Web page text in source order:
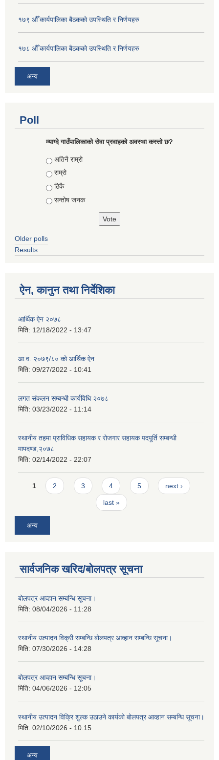
१७९ औँ कार्यपालिका बैठकको उपस्थिति र निर्णयहरु
१७८ औँ कार्यपालिका बैठकको उपस्थिति र निर्णयहरु
अन्य
Poll
म्याग्दे गाउँपालिकाको सेवा प्रवाहको अवस्था कस्तो छ?
Choices
अतिनै राम्रो
राम्रो
ठिकै
सन्तोष जनक
Older polls
Results
ऐन, कानुन तथा निर्देशिका
आर्थिक ऐन २०७८
मिति: 12/18/2022 - 13:47
आ.व. २०७९/८० को आर्थिक ऐन
मिति: 09/27/2022 - 10:41
लगत संकलन सम्बन्धी कार्यविधि २०७८
मिति: 03/23/2022 - 11:14
स्थानीय तहमा प्राविधिक सहायक र रोजगार सहायक पदपूर्ति सम्बन्धी
मापदण्ड,२०७८
मिति: 02/14/2022 - 22:07
Pages
1 2 3 4 5 next ›
last »
अन्य
सार्वजनिक खरिद/बोलपत्र सूचना
बोलपत्र आव्हान सम्बन्धि सूचना।
मिति: 08/04/2026 - 11:28
स्थानीय उत्पादन विक्री सम्बन्धि बोलपत्र आव्हान सम्बन्धि सूचना।
मिति: 07/30/2026 - 14:28
बोलपत्र आव्हान सम्बन्धि सूचना।
मिति: 04/06/2026 - 12:05
स्थानीय उत्पादन विक्रि शुल्क उठाउने कार्यको बोलपत्र आव्हान सम्बन्धि सूचना।
मिति: 02/10/2026 - 10:15
अन्य